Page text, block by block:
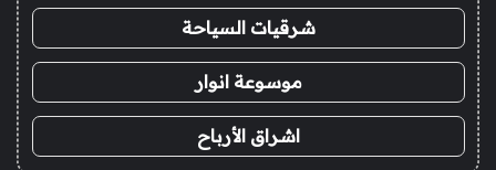
شرقيات السياحة
موسوعة انوار
اشراق الأرباح